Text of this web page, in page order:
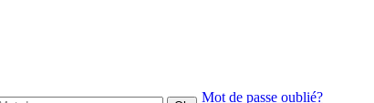
Mot de passe oublié?